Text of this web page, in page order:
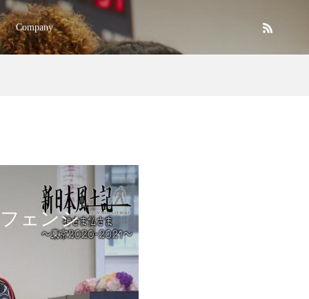
Company
ェンシ